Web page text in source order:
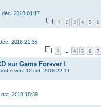
déc. 2018 01:17
1 2 3 4 5 6
2018 21:35
1 … 4 5 6 7
sur Game Forever !
« ven. 12 oct. 2018 22:19
oct. 2018 18:59